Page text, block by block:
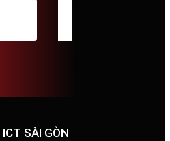
SÀI GÒN